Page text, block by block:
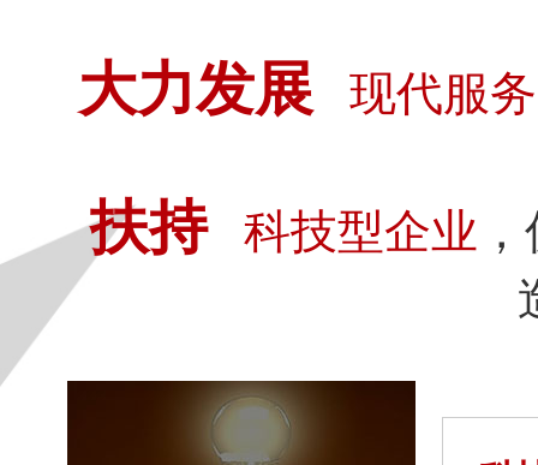
大力发展 现代服
扶持 科技型企业